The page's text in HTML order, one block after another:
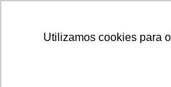
Utilizamos cookies para
Utilizamos cookies para